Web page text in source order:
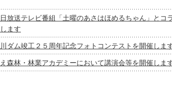
放送テレビ番組「土曜のあさはほめるちゃん」とコ
ます
ダム竣工２５周年記念フォトコンテストを開催しま
森林・林業アカデミーにおいて講演会等を開催しま